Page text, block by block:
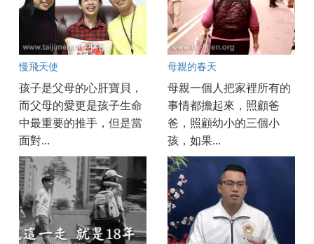
慢飛天使
孩子是父母的心肝寶貝，
而父母的愛更是孩子生命
中最重要的推手，但是當
面對...
母親的春天
母親一個人把家裡所有的
事情都擔起來，照顧爸
爸，照顧幼小的三個小
孩，如果...